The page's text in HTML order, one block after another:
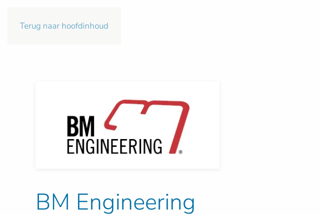
Terug naar hoofdinhoud
BM Engineering